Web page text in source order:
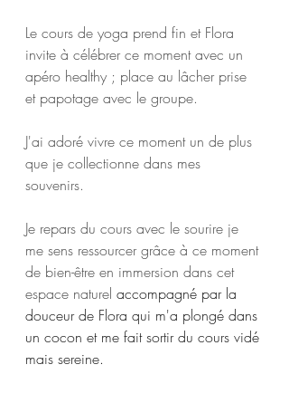
Le cours de yoga prend fin et Flora
invite à célébrer ce moment avec un
apéro healthy ; place au lâcher prise
et papotage avec le groupe.
J'ai adoré vivre ce moment un de plus
que je collectionne dans mes
souvenirs.
Je repars du cours avec le sourire je
me sens ressourcer grâce à ce moment
de bien-être en immersion dans cet
espace naturel accompagné par la
douceur de Flora qui m'a plongé dans
un cocon et me fait sortir du cours vidé
mais sereine.